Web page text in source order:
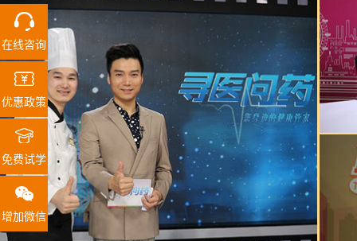
在线咨询
优惠政策
免费试学
增加微信